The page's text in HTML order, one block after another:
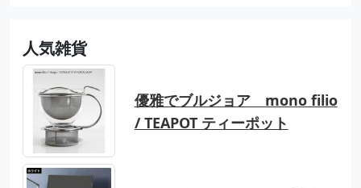
人気雑貨
優雅でブルジョア mono filio
/ TEAPOT ティーポット